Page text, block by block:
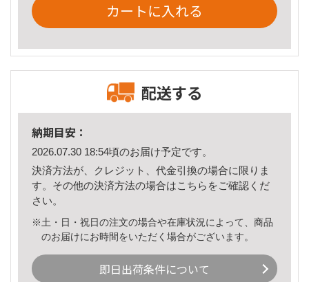
カートに入れる
配送する
納期目安：
2026.07.30 18:54頃のお届け予定です。
決済方法が、クレジット、代金引換の場合に限りま
す。その他の決済方法の場合はこちら をご確認くだ
さい。
※土・日・祝日の注文の場合や在庫状況によって、商品
のお届けにお時間をいただく場合がございます。
即日出荷条件について